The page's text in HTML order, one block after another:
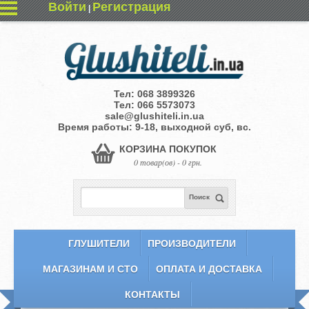
Войти|Регистрация
Тел: 068 3899326
Тел: 066 5573073
sale@glushiteli.in.ua
Время работы: 9-18, выходной суб, вс.
КОРЗИНА ПОКУПОК
0 товар(ов) - 0 грн.
Поиск
ГЛУШИТЕЛИ ПРОИЗВОДИТЕЛИ
МАГАЗИНАМ И СТО ОПЛАТА И ДОСТАВКА
КОНТАКТЫ